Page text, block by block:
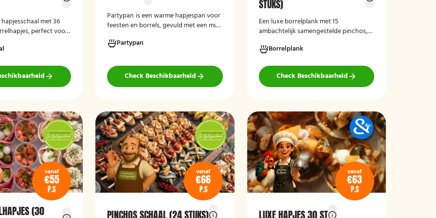
met 36
perfect voor
en geschikt voor
Partypan is een warme hapjespan voor
feesten en borrels, gevuld met een mix
kipborrelsticks, gehaktballetjes en
en-klaar geleverd en hoeft alleen nog
verwarmd te worden, waardoor het
een eenvoudige en praktische
bijeenkomsten.
Partypan
Check Beschikbaarheid
STUKS)
Een luxe borrelplank met 15
ambachtelijk samengestelde pinchos,
aanvulling op iedere borrel of
Borrelplank
Check Beschikbaarheid
vanaf
€55
P.S
(30
vanaf
€66
P.S
PINCHOS SCHAAL (24 STUKS)
vanaf
€63
P.S
LUXE HAPJES 30 ST